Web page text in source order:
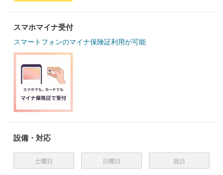
スマホマイナ受付
スマートフォンのマイナ保険証利用が可能
設備・対応
土曜日 日曜日 祝日